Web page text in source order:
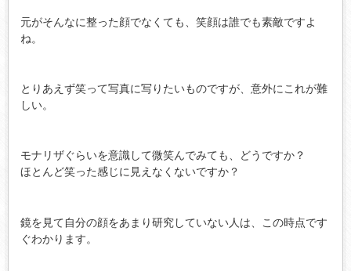
元がそんなに整った顔でなくても、笑顔は誰でも素敵ですよ
ね。
とりあえず笑って写真に写りたいものですが、意外にこれが難
しい。
モナリザぐらいを意識して微笑んでみても、どうですか？
ほとんど笑った感じに見えなくないですか？
鏡を見て自分の顔をあまり研究していない人は、この時点です
ぐわかります。